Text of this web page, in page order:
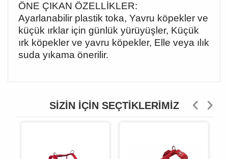
ÖNE ÇIKAN ÖZELLİKLER:
Ayarlanabilir plastik toka, Yavru köpekler ve
küçük ırklar için günlük yürüyüşler, Küçük
ırk köpekler ve yavru köpekler, Elle veya ılık
suda yıkama önerilir.
SIZIN İÇIN SEÇTIKLERIMIZ